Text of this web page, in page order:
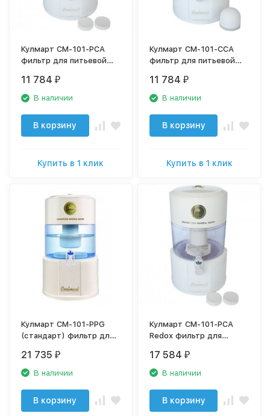
Кулмарт СМ-101-PCA
фильтр для питьевой
11 784 ₽
В наличии
В корзину
Купить в 1 клик
Кулмарт СМ-101-CCA
фильтр для питьевой
11 784 ₽
В наличии
В корзину
Купить в 1 клик
Кулмарт СМ-101-PPG
(стандарт) фильтр для
21 735 ₽
В наличии
В корзину
Кулмарт СМ-101-PCA
Redox фильтр для
17 584 ₽
В наличии
В корзину